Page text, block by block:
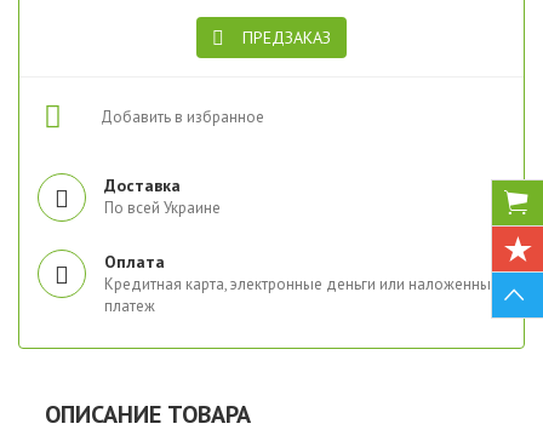
ПРЕДЗАКАЗ
Добавить в избранное
Доставка
По всей Украине
Оплата
Кредитная карта, электронные деньги или наложенный
платеж
ОПИСАНИЕ ТОВАРА